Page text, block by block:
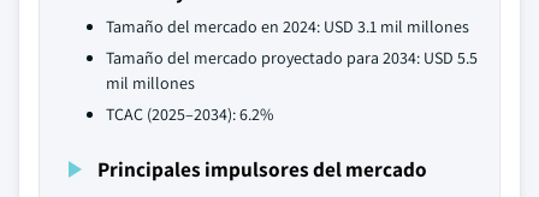
Tamaño del mercado en 2024: USD 3.1 mil millones
Tamaño del mercado proyectado para 2034: USD 5.5
mil millones
TCAC (2025–2034): 6.2%
Principales impulsores del mercado